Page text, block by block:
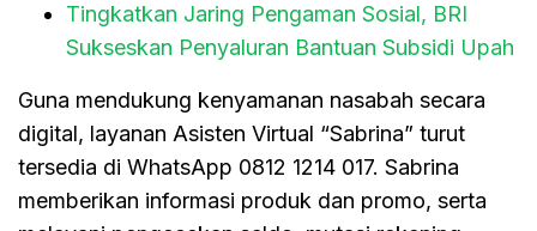
Tingkatkan Jaring Pengaman Sosial, BRI
Sukseskan Penyaluran Bantuan Subsidi Upah
Guna mendukung kenyamanan nasabah secara
digital, layanan Asisten Virtual “Sabrina” turut
tersedia di WhatsApp 0812 1214 017. Sabrina
memberikan informasi produk dan promo, serta